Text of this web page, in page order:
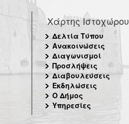
Χάρτης Ιστοχώρου
Δελτία Τύπου
Ανακοινώσεις
Διαγωνισμοί
Προσλήψεις
Διαβουλεύσεις
Εκδηλώσεις
Ο Δήμος
Υπηρεσίες